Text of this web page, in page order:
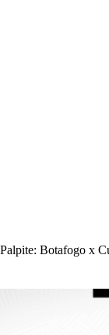
Palpite: Botafogo x